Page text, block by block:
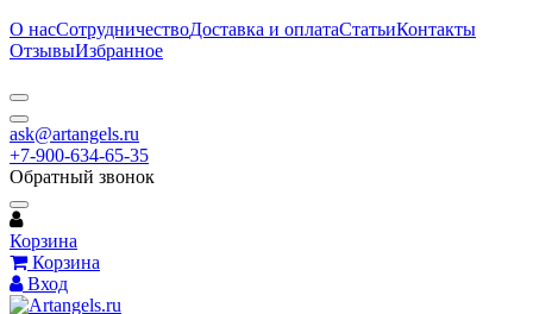
О насСотрудничествоДоставка и оплатаСтатьиКонтакты
ОтзывыИзбранное
ask@artangels.ru
+7-900-634-65-35
Обратный звонок
Корзина
Корзина
Вход